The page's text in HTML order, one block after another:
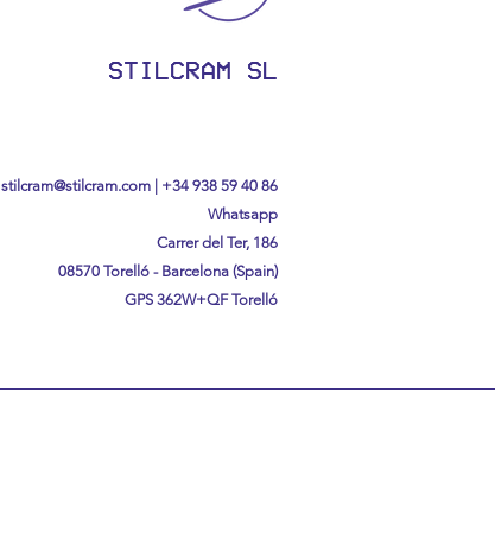
STILCRAM SL
stilcram@stilcram.com
+34 938 59 40 86
Whatsapp
Carrer del Ter, 186
08570 Torelló - Barcelona (Spain)
GPS 362W+QF Torelló